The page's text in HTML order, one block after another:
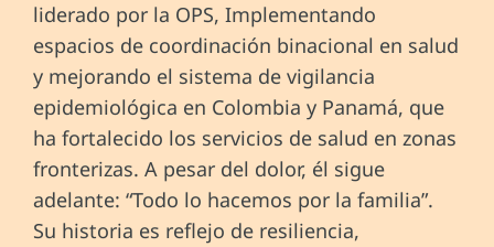
liderado por la OPS, Implementando
espacios de coordinación binacional en salud
y mejorando el sistema de vigilancia
epidemiológica en Colombia y Panamá, que
ha fortalecido los servicios de salud en zonas
fronterizas. A pesar del dolor, él sigue
adelante: “Todo lo hacemos por la familia”.
Su historia es reflejo de resiliencia,